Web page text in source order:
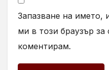
Запазване на името,
ми в този браузър
коментирам.